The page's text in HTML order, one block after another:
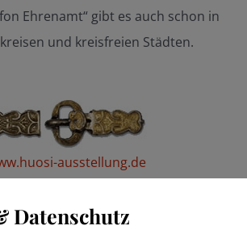
Ehrenamt“ gibt es auch schon in
und kreisfreien Städten.
ausstellung.de
Datenschutz